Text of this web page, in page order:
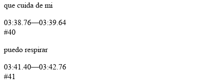
que cuida de mi
03:38.76—03:39.64
#40
puedo respirar
03:41.40—03:42.76
#41